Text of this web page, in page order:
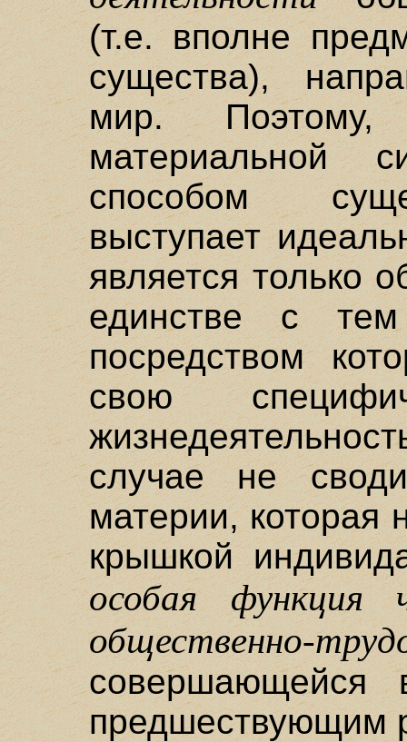
(т.е. вполне
существа),
мир.
материальной
способом
выступает
является только
единстве с
посредством
свою
случае не
материи, которая
крышкой
особая функция
общественно-
совершающейся
предшествующим